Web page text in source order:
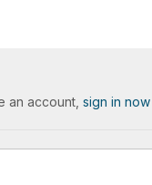
an account, sign in now